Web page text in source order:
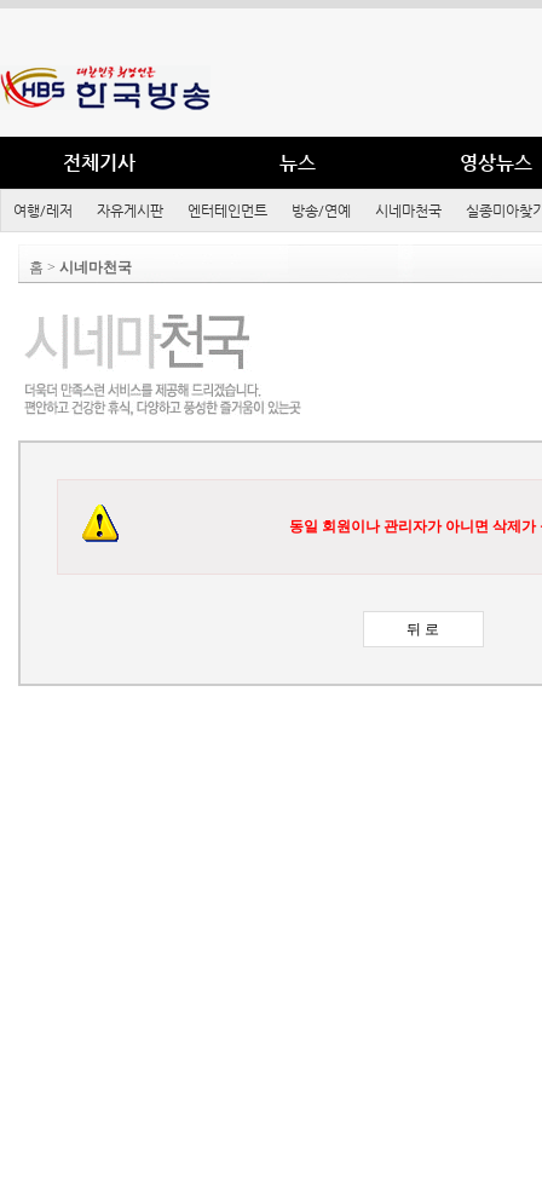
전체기사 뉴스 영상뉴스
여행/레저 자유게시판 엔터테인먼트 방송/연예 시네마천국 실종미아찾
홈 > 시네마천국
동일 회원이나 관리자가 아니면 삭제가